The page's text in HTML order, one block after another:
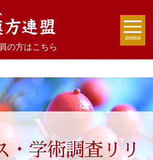
の方はこちら
menu
・学術調査リリ